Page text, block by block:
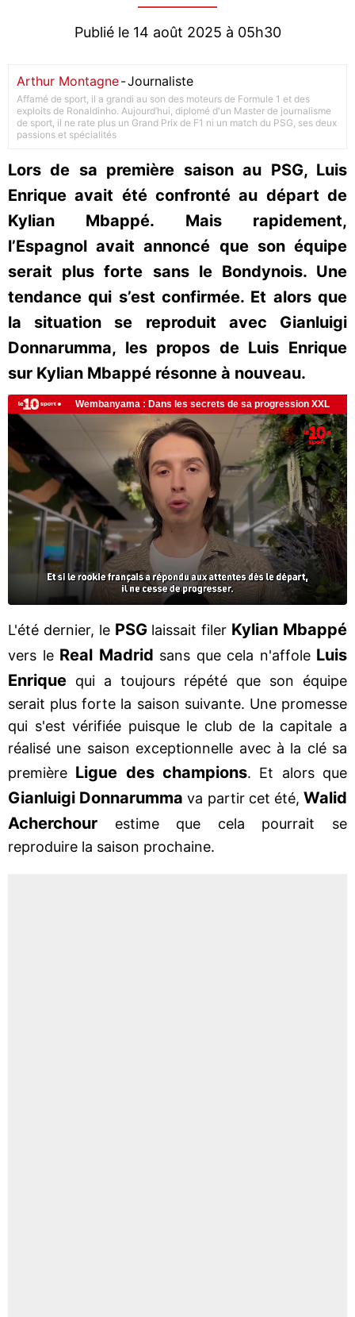
Publié le 14 août 2025 à 05h30
Arthur Montagne-Journaliste
Affamé de sport, il a grandi au son des moteurs de Formule 1 et des
exploits de Ronaldinho. Aujourd’hui, diplomé d'un Master de journalisme
de sport, il ne rate plus un Grand Prix de F1 ni un match du PSG, ses deux
passions et spécialités
Lors de sa première saison au PSG, Luis
Enrique avait été confronté au départ de
Kylian Mbappé. Mais rapidement,
l’Espagnol avait annoncé que son équipe
serait plus forte sans le Bondynois. Une
tendance qui s’est confirmée. Et alors que
la situation se reproduit avec Gianluigi
Donnarumma, les propos de Luis Enrique
sur Kylian Mbappé résonne à nouveau.
L'été dernier, le PSG laissait filer Kylian Mbappé
vers le Real Madrid sans que cela n'affole Luis
Enrique qui a toujours répété que son équipe
serait plus forte la saison suivante. Une promesse
qui s'est vérifiée puisque le club de la capitale a
réalisé une saison exceptionnelle avec à la clé sa
première Ligue des champions. Et alors que
Gianluigi Donnarummava partir cet été,Walid
Acherchour
estime que cela pourrait se
reproduire la saison prochaine.